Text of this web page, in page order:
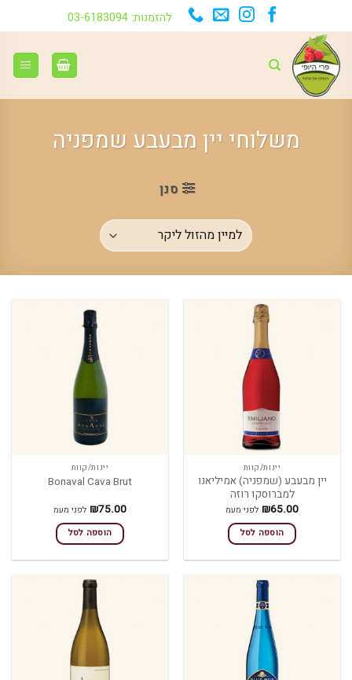
to
content
להזמנות: 03-6183094
משלוחי יין מבעבע שמפניה
סנן
יינות/קוות
יין מבעבע (שמפניה) אמיליאנו
למברוסקו רוזה
₪65.00
לפני מעמ
הוספה לסל
יינות/קוות
Bonaval Cava Brut
₪75.00
לפני מעמ
הוספה לסל